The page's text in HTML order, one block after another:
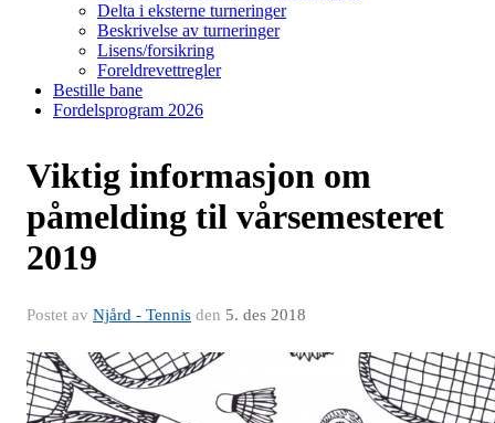
Delta i eksterne turneringer
Beskrivelse av turneringer
Lisens/forsikring
Foreldrevettregler
Bestille bane
Fordelsprogram 2026
Viktig informasjon om
påmelding til vårsemesteret
2019
Postet av Njård - Tennis den 5. des 2018